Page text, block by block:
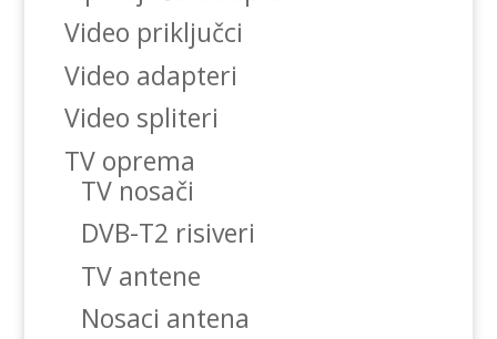
Video priključci
Video adapteri
Video spliteri
TV oprema
TV nosači
DVB-T2 risiveri
TV antene
Nosaci antena